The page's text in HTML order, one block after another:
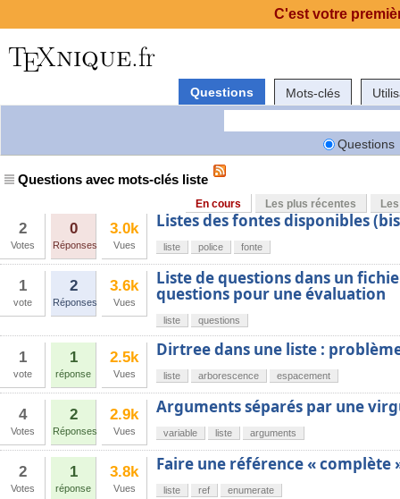
Questions Mots-clés
Questions
Questions avec mots-clés liste
En cours Les plus récentes
2
Votes
0
Réponses
3.0k
Vues
Listes des fontes disponibles
liste police fonte
1
vote
2
Réponses
3.6k
Vues
Liste de questions dans un
questions pour une évaluation
liste questions
1
vote
1
réponse
2.5k
Vues
Dirtree dans une liste :
liste arborescence espacement
4
Votes
2
Réponses
2.9k
Vues
Arguments séparés par une
variable liste arguments
2
Votes
1
réponse
3.8k
Vues
Faire une référence « complète
liste ref enumerate
C'est votre